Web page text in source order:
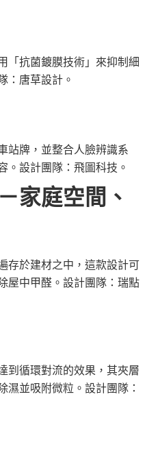
「抗菌鍍膜技術」來抑制細
：唐草設計。
站牌，並整合人臉辨識系
。設計團隊：飛圖科技。
家庭空間、
存於建材之中，這款設計可
屋中甲醛。設計團隊：瑞點
到循環對流的效果，其夾層
濕並吸附微粒。設計團隊：